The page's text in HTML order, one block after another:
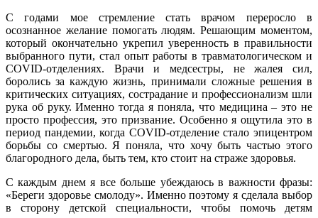
С годами мое стремление стать врачом переросло в
осознанное желание помогать людям. Решающим моментом,
который окончательно укрепил уверенность в правильности
выбранного пути, стал опыт работы в травматологическом и
COVID-отделениях. Врачи и медсестры, не жалея сил,
боролись за каждую жизнь, принимали сложные решения в
критических ситуациях, сострадание и профессионализм шли
рука об руку. Именно тогда я поняла, что медицина – это не
просто профессия, это призвание. Особенно я ощутила это в
период пандемии, когда COVID-отделение стало эпицентром
борьбы со смертью. Я поняла, что хочу быть частью этого
благородного дела, быть тем, кто стоит на страже здоровья.
С каждым днем я все больше убеждаюсь в важности фразы:
«Береги здоровье смолоду». Именно поэтому я сделала выбор
в сторону детской специальности, чтобы помочь детям